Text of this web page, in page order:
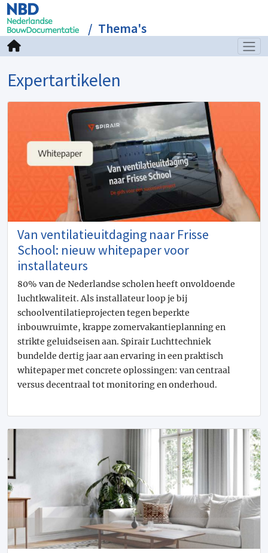
Thema's
Expertartikelen
Van ventilatieuitdaging naar Frisse
School: nieuw whitepaper voor
installateurs
80% van de Nederlandse scholen heeft onvoldoende
luchtkwaliteit. Als installateur loop je bij
schoolventilatieprojecten tegen beperkte
inbouwruimte, krappe zomervakantieplanning en
strikte geluidseisen aan. Spirair Luchttechniek
bundelde dertig jaar aan ervaring in een praktisch
whitepaper met concrete oplossingen: van centraal
versus decentraal tot monitoring en onderhoud.